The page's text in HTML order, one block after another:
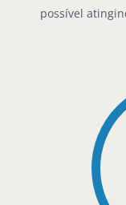
possível